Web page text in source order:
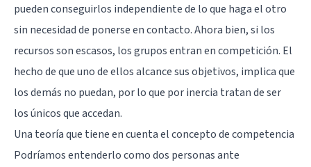
pueden conseguirlos independiente de lo que haga el otro
sin necesidad de ponerse en contacto. Ahora bien, si los
recursos son escasos, los grupos entran en competición. El
hecho de que uno de ellos alcance sus objetivos, implica que
los demás no puedan, por lo que por inercia tratan de ser
los únicos que accedan.
Una teoría que tiene en cuenta el concepto de competencia
Podríamos entenderlo como dos personas ante